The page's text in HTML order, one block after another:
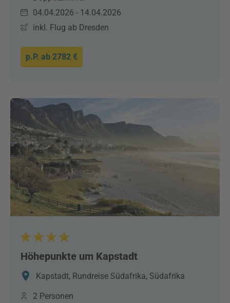
04.04.2026 - 14.04.2026
inkl. Flug ab Dresden
p.P. ab 2782 €
Höhepunkte um Kapstadt
Kapstadt, Rundreise Südafrika, Südafrika
2 Personen